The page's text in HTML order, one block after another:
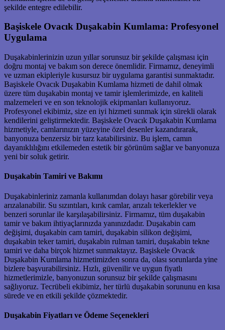
şekilde entegre edilebilir.
Başiskele Ovacık Duşakabin Kumlama: Profesyonel
Uygulama
Duşakabinlerinizin uzun yıllar sorunsuz bir şekilde çalışması için
doğru montaj ve bakım son derece önemlidir. Firmamız, deneyimli
ve uzman ekipleriyle kusursuz bir uygulama garantisi sunmaktadır.
Başiskele Ovacık Duşakabin Kumlama hizmeti de dahil olmak
üzere tüm duşakabin montaj ve tamir işlemlerimizde, en kaliteli
malzemeleri ve en son teknolojik ekipmanları kullanıyoruz.
Profesyonel ekibimiz, size en iyi hizmeti sunmak için sürekli olarak
kendilerini geliştirmektedir. Başiskele Ovacık Duşakabin Kumlama
hizmetiyle, camlarınızın yüzeyine özel desenler kazandırarak,
banyonuza benzersiz bir tarz katabilirsiniz. Bu işlem, camın
dayanıklılığını etkilemeden estetik bir görünüm sağlar ve banyonuza
yeni bir soluk getirir.
Duşakabin Tamiri ve Bakımı
Duşakabinleriniz zamanla kullanımdan dolayı hasar görebilir veya
arızalanabilir. Su sızıntıları, kırık camlar, arızalı tekerlekler ve
benzeri sorunlar ile karşılaşabilirsiniz. Firmamız, tüm duşakabin
tamir ve bakım ihtiyaçlarınızda yanınızdadır. Duşakabin cam
değişimi, duşakabin cam tamiri, duşakabin silikon değişimi,
duşakabin teker tamiri, duşakabin rulman tamiri, duşakabin tekne
tamiri ve daha birçok hizmet sunmaktayız. Başiskele Ovacık
Duşakabin Kumlama hizmetimizden sonra da, olası sorunlarda yine
bizlere başvurabilirsiniz. Hızlı, güvenilir ve uygun fiyatlı
hizmetlerimizle, banyonuzun sorunsuz bir şekilde çalışmasını
sağlıyoruz. Tecrübeli ekibimiz, her türlü duşakabin sorununu en kısa
sürede ve en etkili şekilde çözmektedir.
Duşakabin Fiyatları ve Ödeme Seçenekleri